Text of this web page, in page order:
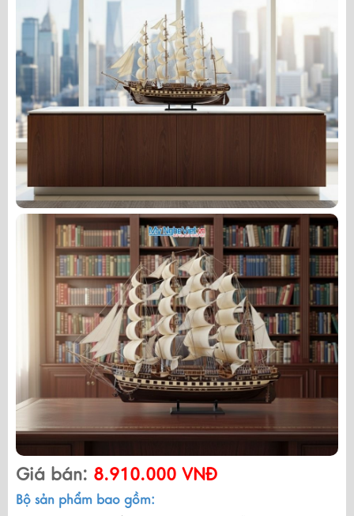
Giá bán: 8.910.000 VNĐ
Bộ sản phẩm bao gồm: